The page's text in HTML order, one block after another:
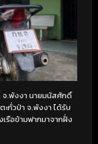
จ.พังงา นายมนัสศักดิ์
กั่วป่า จ.พังงา ได้รับ
รือข้ามฟากมาจากฝั่ง